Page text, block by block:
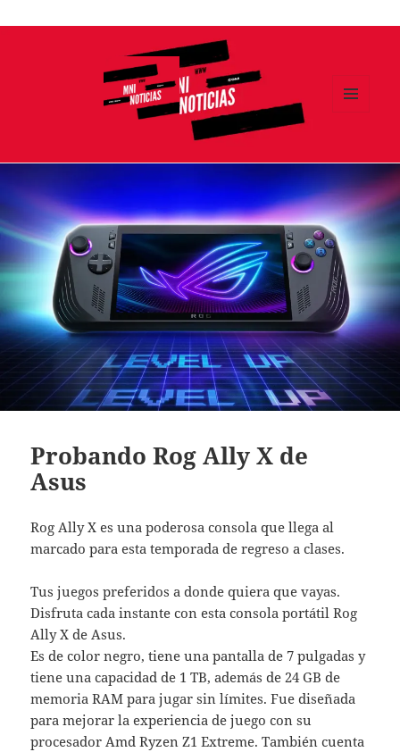
Ir
Probando Rog Ally X de
Asus
Rog Ally X es una poderosa consola que llega al
marcado para esta temporada de regreso a clases.
Tus juegos preferidos a donde quiera que vayas.
Disfruta cada instante con esta consola portátil Rog
Ally X de Asus.
Es de color negro, tiene una pantalla de 7 pulgadas y
tiene una capacidad de 1 TB, además de 24 GB de
memoria RAM para jugar sin límites. Fue diseñada
para mejorar la experiencia de juego con su
procesador Amd Ryzen Z1 Extreme. También cuenta